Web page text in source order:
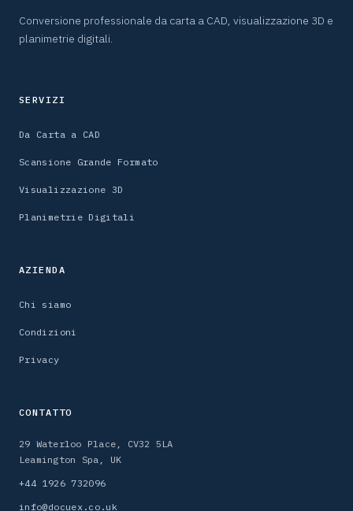
Conversione professionale da carta a CAD, visualizzazione 3D e
planimetrie digitali.
SERVIZI
Da Carta a CAD
Scansione Grande Formato
Visualizzazione 3D
Planimetrie Digitali
AZIENDA
Chi siamo
Condizioni
Privacy
CONTATTO
29 Waterloo Place, CV32 5LA
Leamington Spa, UK
+44 1926 732096
info@docuex.co.uk